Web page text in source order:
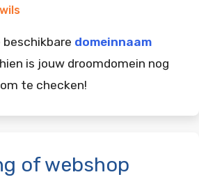
beschikbare domeinnaam
is jouw droomdomein nog
te checken!
of webshop